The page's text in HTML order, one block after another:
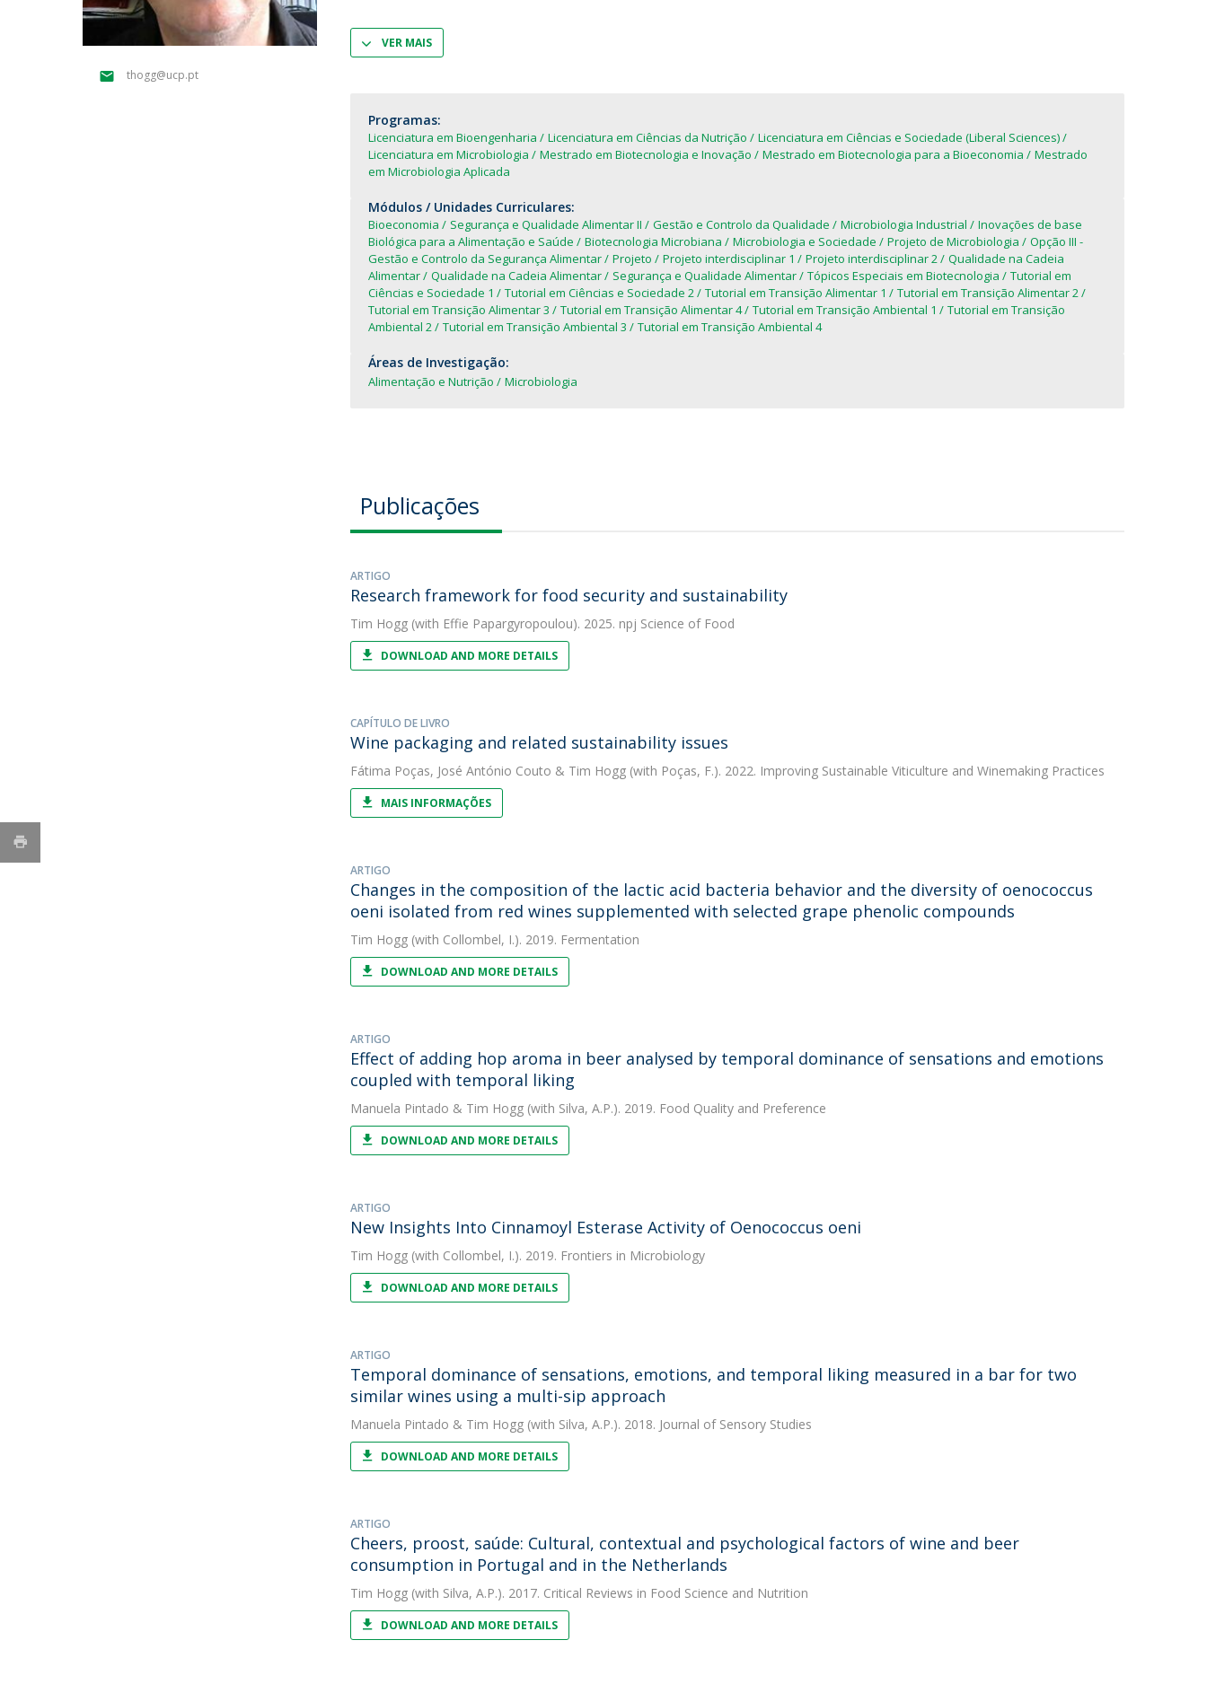
Formação Avançada
Parcerias Estratégicas
Iniciativas Nacionais
Candidaturas
Teen Academy
Bio & Tec: Cientista por um dia
Jornadas de Biotecnologia
Laboratório Nacional de Referência para Materiais &
Embalagens
e Embalagens
thogg@ucp.pt
VER MAIS
Programas:
Licenciatura em Bioengenharia Licenciatura em Ciências da Nutrição
Licenciatura em Ciências e Sociedade (Liberal Sciences)
Licenciatura em Microbiologia
Mestrado em Biotecnologia e Inovação Mestrado em Biotecnologia para a Bioeconomia
Mestrado
em Microbiologia Aplicada
Módulos / Unidades Curriculares:
Bioeconomia Segurança e Qualidade Alimentar II Gestão e Controlo da Qualidade Microbiologia Industrial
Inovações de base
Biológica para a Alimentação e Saúde
Biotecnologia Microbiana Microbiologia e Sociedade Projeto de Microbiologia
Opção III -
Gestão e Controlo da Segurança Alimentar
Projeto Projeto interdisciplinar 1 Projeto interdisciplinar 2
Qualidade na Cadeia
Alimentar
Qualidade na Cadeia Alimentar Segurança e Qualidade Alimentar Tópicos Especiais em Biotecnologia
Tutorial em
Ciências e Sociedade 1
Tutorial em Ciências e Sociedade 2 Tutorial em Transição Alimentar 1
Tutorial em Transição Alimentar 2
Tutorial em Transição Alimentar 3
Tutorial em Transição Alimentar 4 Tutorial em Transição Ambiental 1
Tutorial em Transição
Ambiental 2
Tutorial em Transição Ambiental 3 Tutorial em Transição Ambiental 4
Áreas de Investigação:
Alimentação e Nutrição Microbiologia
Publicações
ARTIGO
Research framework for food security and sustainability
Tim Hogg(with Effie Papargyropoulou). 2025. npj Science of Food
DOWNLOAD AND MORE DETAILS
CAPÍTULO DE LIVRO
Wine packaging and related sustainability issues
Fátima Poças, José António Couto & Tim Hogg(with Poças, F.). 2022. Improving Sustainable Viticulture and Winemaking Practices
MAIS INFORMAÇÕES
ARTIGO
Changes in the composition of the lactic acid bacteria behavior and the diversity of oenococcus
oeni isolated from red wines supplemented with selected grape phenolic compounds
Tim Hogg(with Collombel, I.). 2019. Fermentation
DOWNLOAD AND MORE DETAILS
ARTIGO
Effect of adding hop aroma in beer analysed by temporal dominance of sensations and emotions
coupled with temporal liking
Manuela Pintado & Tim Hogg(with Silva, A.P.). 2019. Food Quality and Preference
DOWNLOAD AND MORE DETAILS
ARTIGO
New Insights Into Cinnamoyl Esterase Activity of Oenococcus oeni
Tim Hogg(with Collombel, I.). 2019. Frontiers in Microbiology
DOWNLOAD AND MORE DETAILS
ARTIGO
Temporal dominance of sensations, emotions, and temporal liking measured in a bar for two
similar wines using a multi-sip approach
Manuela Pintado & Tim Hogg(with Silva, A.P.). 2018. Journal of Sensory Studies
DOWNLOAD AND MORE DETAILS
ARTIGO
Cheers, proost, saúde: Cultural, contextual and psychological factors of wine and beer
consumption in Portugal and in the Netherlands
Tim Hogg(with Silva, A.P.). 2017. Critical Reviews in Food Science and Nutrition
DOWNLOAD AND MORE DETAILS